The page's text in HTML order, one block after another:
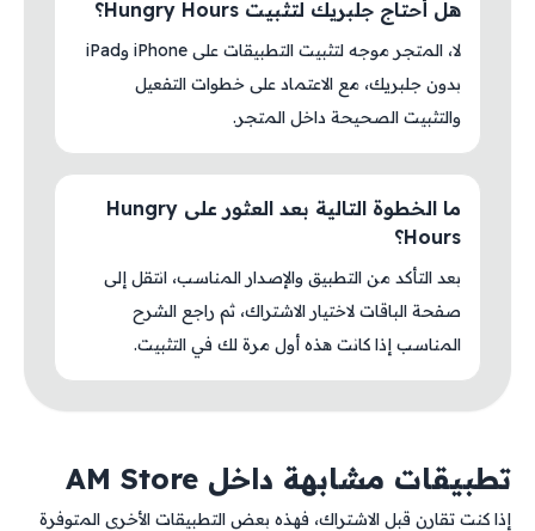
هل أحتاج جلبريك لتثبيت Hungry Hours؟
لا، المتجر موجه لتثبيت التطبيقات على iPhone وiPad
بدون جلبريك، مع الاعتماد على خطوات التفعيل
والتثبيت الصحيحة داخل المتجر.
ما الخطوة التالية بعد العثور على Hungry
Hours؟
بعد التأكد من التطبيق والإصدار المناسب، انتقل إلى
صفحة الباقات لاختيار الاشتراك، ثم راجع الشرح
المناسب إذا كانت هذه أول مرة لك في التثبيت.
تطبيقات مشابهة داخل AM Store
إذا كنت تقارن قبل الاشتراك، فهذه بعض التطبيقات الأخرى المتوفرة